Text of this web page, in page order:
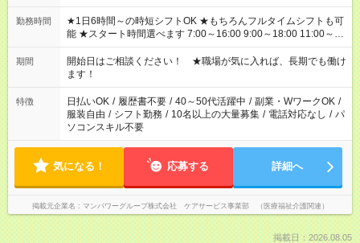
勤務時間
★1日6時間～の時短シフトOK ★もちろんフルタイムシフトも可
能 ★スタート時間選べます 7:00～16:00 9:00～18:00 11:00～
20:00 など 残業なし！ ※Wワークの場合、他のお仕事と合わせ
週40時間超の就業はご案内できません ※法令に基づき、週20時
間以上勤務は社会保険への加入対象となります ※労働者派遣法
（日雇い派遣の原則禁止）により、短時間・短期間の就業はご
案内が難しい場合があります
期間
開始日はご相談ください！ ★職場が気に入れば、長期でも働け
ます！
特徴 日払いOK / 履歴書不要 / 40～50代活躍中 / 副業・WワークOK /
服装自由 / シフト勤務 / 10名以上の大量募集 / 電話対応なし / パ
ソコンスキル不要
気になる！ 応募する 詳細へ
掲載元企業名 マンパワーグループ株式会社 ケアサービス事業部 （医療福祉介護関連）
掲載日：2026.08.05